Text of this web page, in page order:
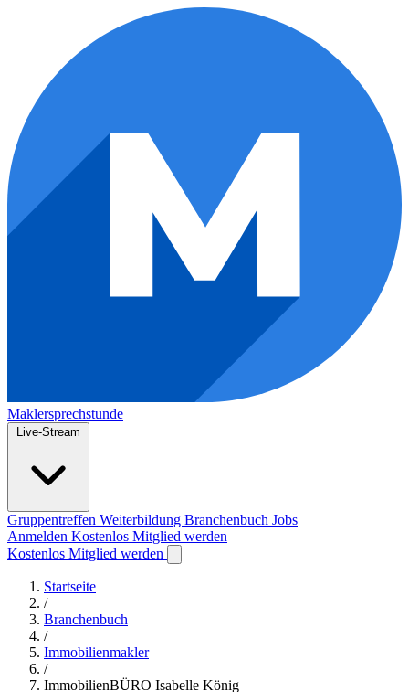
Maklersprechstunde
Live-Stream
Gruppentreffen Weiterbildung Branchenbuch Jobs
Anmelden Kostenlos Mitglied werden
Kostenlos Mitglied werden
Startseite
/
Branchenbuch
/
Immobilienmakler
/
ImmobilienBÜRO Isabelle König